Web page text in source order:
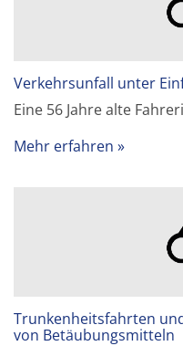
Verkehrsunfall unter
Eine 56 Jahre alte
Mehr erfahren
Trunkenheitsfahrten
von Betäubungsmitteln